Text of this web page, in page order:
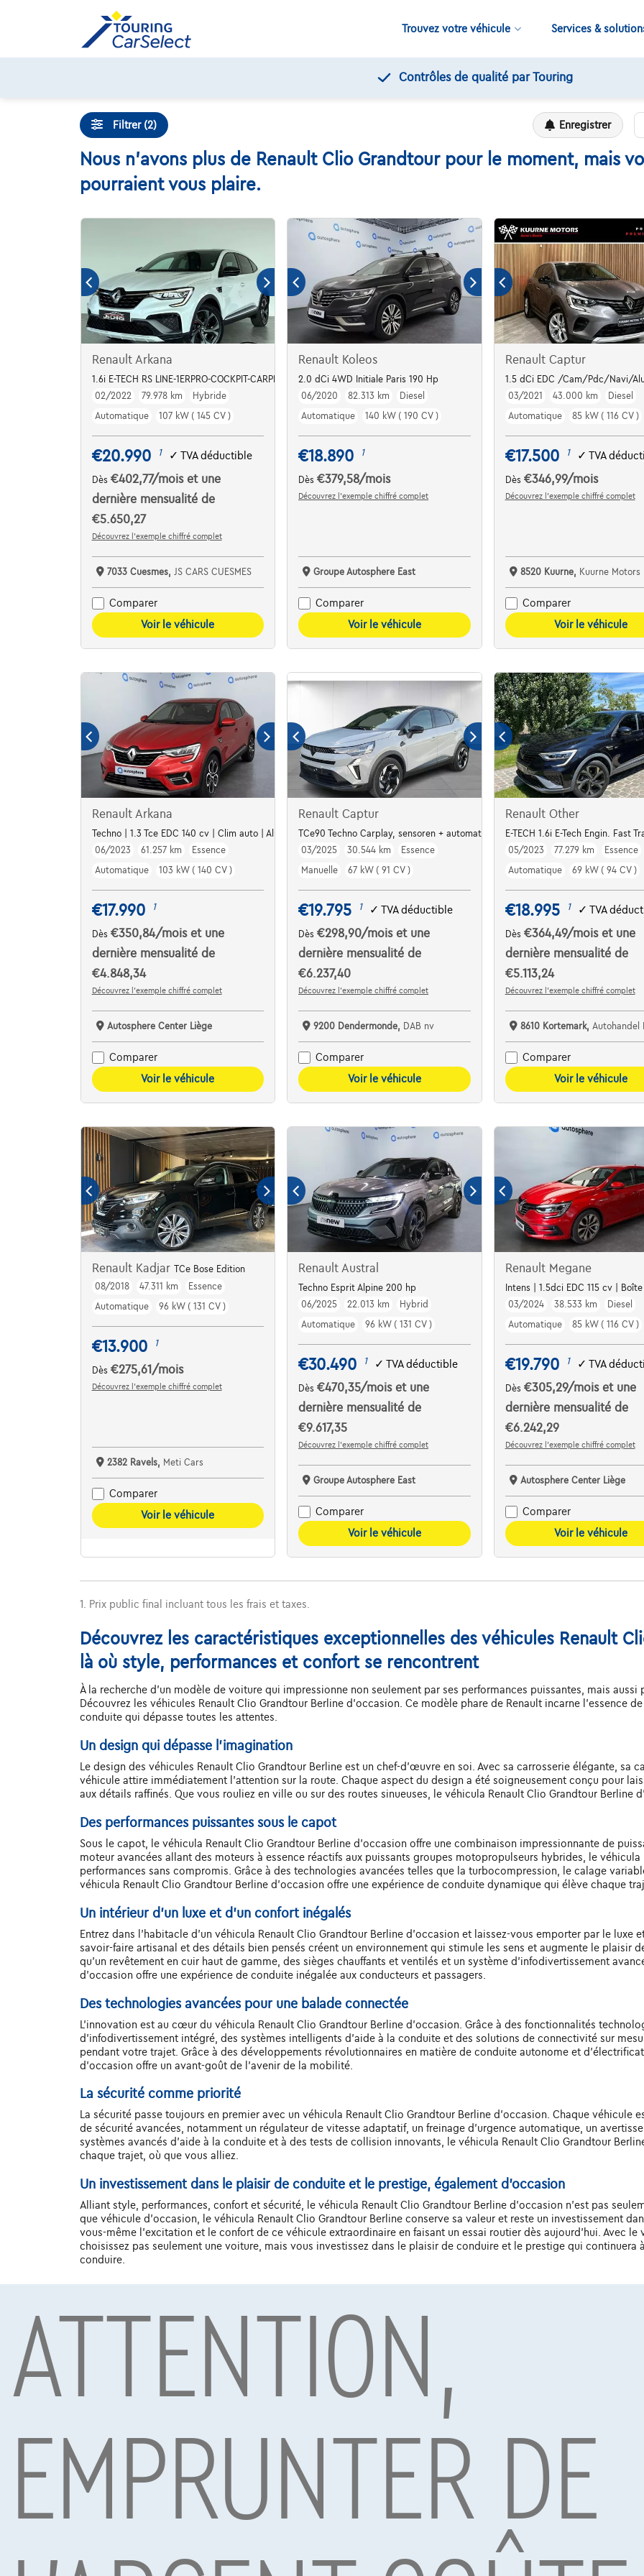
Trouvez votre véhicule Services &
Contrôles de qualité par Touring
Filtrer (2) Enregistrer
Nous n'avons plus de Renault Clio Grandtour pour le moment, mais
pourraient vous plaire.
Renault Arkana
1.6i E-TECH RS LINE-1ERPRO-COCKPIT-CARPLAY-CAMERA360-GPS-JANTES18-PDC
02/2022
79.978 km
Hybride
Automatique
107 kW ( 145 CV )
€20.990 1 ✓ TVA déductible
Dès €402,77/mois et une
dernière mensualité de
€5.650,27
Découvrez l’exemple chiffré complet
7033 Cuesmes, JS CARS CUESMES
Comparer
Voir le véhicule
Renault Koleos
2.0 dCi 4WD Initiale Paris 190 Hp
06/2020
82.313 km
Diesel
Automatique
140 kW ( 190 CV )
€18.890 1
Dès€379,58/mois
Découvrez l’exemple chiffré complet
Groupe Autosphere East
Comparer
Voir le véhicule
Renault Captur
1.5 dCi EDC /Cam/Pdc/Navi/
03/2021
43.000 km
Diesel
Automatique
85 kW ( 116 CV )
€17.500 1 ✓ TVA
Dès €346,99/mois
Découvrez l’exemple chiffré complet
8520 Kuurne, Kuurne Motors
Comparer
Voir le véhicule
Renault Arkana
Techno | 1.3 Tce EDC 140 cv | Clim auto | Alu | Capteurs av arr | Cruise
06/2023
61.257 km
Essence
Automatique
103 kW ( 140 CV )
€17.990 1
Dès €350,84/mois et une
dernière mensualité de
€4.848,34
Découvrez l’exemple chiffré complet
Autosphere Center Liège
Comparer
Voir le véhicule
Renault Captur
TCe90 Techno Carplay, sensoren + automatische airco
03/2025
30.544 km
Essence
Manuelle
67 kW ( 91 CV )
€19.795 1 ✓TVA déductible
Dès€298,90/moiset une
dernière mensualité de
€6.237,40
Découvrez l’exemple chiffré complet
9200 Dendermonde, DAB nv
Comparer
Voir le véhicule
Renault Other
E-TECH 1.6i E-Tech Engin.
05/2023
77.279 km
Essence
Automatique
69 kW ( 94 CV )
€18.995 1 ✓ TVA
Dès €364,49/mois et une
dernière mensualité de
€5.113,24
Découvrez l’exemple chiffré complet
8610 Kortemark, Autohandel
Comparer
Voir le véhicule
Renault Kadjar TCe Bose Edition
08/2018
47.311 km
Essence
Automatique
96 kW ( 131 CV )
€13.900 1
Dès €275,61 /mois
Découvrez l’exemple chiffré complet
2382 Ravels, Meti Cars
Comparer
Voir le véhicule
Renault Austral
Techno Esprit Alpine 200 hp
06/2025
22.013 km
Hybrid
Automatique
96 kW ( 131 CV )
€30.490 1 ✓TVA déductible
Dès€470,35/moiset une
dernière mensualité de
€9.617,35
Découvrez l’exemple chiffré complet
Groupe Autosphere East
Comparer
Voir le véhicule
Renault Megane
Intens | 1.5dci EDC 115 cv |
03/2024
38.533 km
Diesel
Automatique
85 kW ( 116 CV )
€19.790 1 ✓ TVA
Dès €305,29/mois et une
dernière mensualité de
€6.242,29
Découvrez l’exemple chiffré complet
Autosphere Center Liège
Comparer
Voir le véhicule
1. Prix public final incluant tous les frais et taxes.
Découvrez les caractéristiques exceptionnelles des véhicules Renault
là où style, performances et confort se rencontrent
À la recherche d'un modèle de voiture qui impressionne non seulement par ses performances puissantes, mais aussi
Découvrez les véhicules Renault Clio Grandtour Berline d'occasion. Ce modèle phare de Renault incarne l'essence
conduite qui dépasse toutes les attentes.
Un design qui dépasse l'imagination
Le design des véhicules Renault Clio Grandtour Berline est un chef-d'œuvre en soi. Avec sa carrosserie élégante, sa
véhicule attire immédiatement l'attention sur la route. Chaque aspect du design a été soigneusement conçu pour
aux détails raffinés. Que vous rouliez en ville ou sur des routes sinueuses, le véhicula Renault Clio Grandtour Berline
Des performances puissantes sous le capot
Sous le capot, le véhicula Renault Clio Grandtour Berline d'occasion offre une combinaison impressionnante de
moteur avancées allant des moteurs à essence réactifs aux puissants groupes motopropulseurs hybrides, le
performances sans compromis. Grâce à des technologies avancées telles que la turbocompression, le calage
véhicula Renault Clio Grandtour Berline d'occasion offre une expérience de conduite dynamique qui élève chaque
Un intérieur d’un luxe et d’un confort inégalés
Entrez dans l'habitacle d'un véhicula Renault Clio Grandtour Berline d'occasion et laissez-vous emporter par le luxe
savoir-faire artisanal et des détails bien pensés créent un environnement qui stimule les sens et augmente le plaisir
qu'un revêtement en cuir haut de gamme, des sièges chauffants et ventilés et un système d'infodivertissement
d'occasion offre une expérience de conduite inégalée aux conducteurs et passagers.
Des technologies avancées pour une balade connectée
L'innovation est au cœur du véhicula Renault Clio Grandtour Berline d'occasion. Grâce à des fonctionnalités
d'infodivertissement intégré, des systèmes intelligents d'aide à la conduite et des solutions de connectivité sur
pendant votre trajet. Grâce à des développements révolutionnaires en matière de conduite autonome et
d'occasion offre un avant-goût de l'avenir de la mobilité.
La sécurité comme priorité
La sécurité passe toujours en premier avec un véhicula Renault Clio Grandtour Berline d'occasion. Chaque
de sécurité avancées, notamment un régulateur de vitesse adaptatif, un freinage d'urgence automatique, un
systèmes avancés d'aide à la conduite et à des tests de collision innovants, le véhicula Renault Clio Grandtour
chaque trajet, où que vous alliez.
Un investissement dans le plaisir de conduite et le prestige, également d'occasion
Alliant style, performances, confort et sécurité, le véhicula Renault Clio Grandtour Berline d'occasion n'est pas
que véhicule d'occasion, le véhicula Renault Clio Grandtour Berline conserve sa valeur et reste un investissement
vous-même l'excitation et le confort de ce véhicule extraordinaire en faisant un essai routier dès aujourd'hui. Avec le
choisissez pas seulement une voiture, mais vous investissez dans le plaisir de conduire et le prestige qui continuera
conduire.
Sous réserve d’acceptation de votre demande de crédit par Alpha Credit s.a., prêteur, Montagne du Parc 8/3, 1000 Bruxelles, TVA
Mobility S.A., agent in bijkomstige hoedanigheid, Boulevard Albert II 4, B12, 1000 Brussel, BTW BE 1003.765.106, BE93 0019 6639
Voitures les plus populaires
ATTENTION,
EMPRUNTER DE